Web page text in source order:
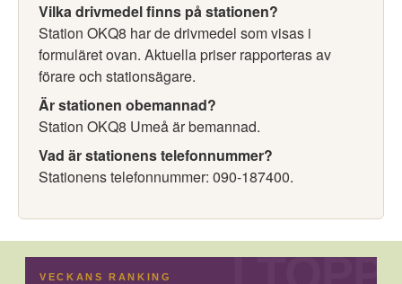
Vilka drivmedel finns på stationen?
Station OKQ8 har de drivmedel som visas i
formuläret ovan. Aktuella priser rapporteras av
förare och stationsägare.
Är stationen obemannad?
Station OKQ8 Umeå är bemannad.
Vad är stationens telefonnummer?
Stationens telefonnummer: 090-187400.
VECKANS RANKING